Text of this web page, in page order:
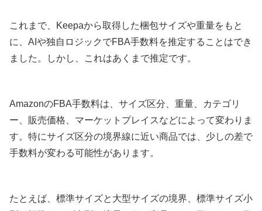
これまで、Keepaから取得した梱包サイズや重量をもと
に、AIや独自ロジックでFBA手数料を推定することはでき
ました。しかし、これはあくまで推定です。
AmazonのFBA手数料は、サイズ区分、重量、カテゴリ
ー、販売価格、マーケットプレイスなどによって変わりま
す。特にサイズ区分の境界線に近い商品では、少しの差で
手数料が変わる可能性があります。
たとえば、標準サイズと大型サイズの境界、標準サイズ小